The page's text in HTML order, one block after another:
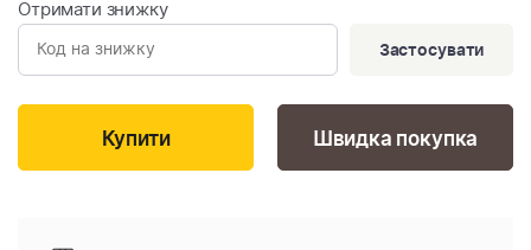
Отримати знижку
Застосувати
Швидка покупка